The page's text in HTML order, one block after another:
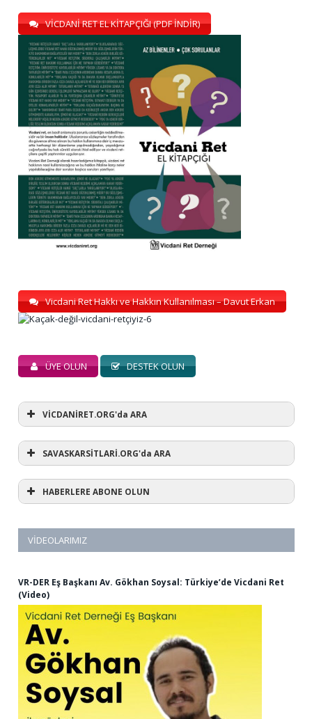
VİCDANİ RET EL KİTAPÇIĞI (PDF İNDİR)
Vicdani Ret Hakkı ve Hakkın Kullanılması – Davut Erkan
ÜYE OLUN DESTEK OLUN
VİCDANİRET.ORG'da ARA
SAVASKARSİTLARİ.ORG'da ARA
HABERLERE ABONE OLUN
VIDEOLARIMIZ
VR-DER Eş Başkanı Av. Gökhan Soysal: Türkiye’de Vicdani Ret
(Video)